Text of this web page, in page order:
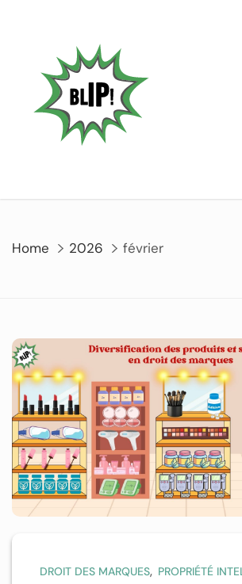
Home 2026 février
DROIT DES MARQUES, PROPRIÉTÉ